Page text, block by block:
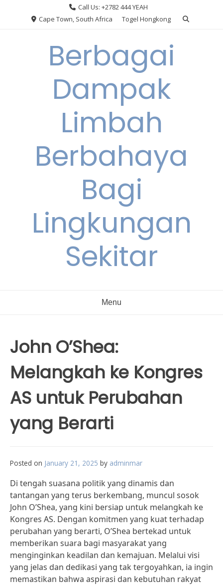
Call Us: +2782 444 YEAH
Cape Town, South Africa
Togel Hongkong
Berbagai
Dampak
Limbah
Berbahaya
Bagi
Lingkungan
Sekitar
Menu
John O’Shea:
Melangkah ke Kongres
AS untuk Perubahan
yang Berarti
Posted on January 21, 2025 by adminmar
Di tengah suasana politik yang dinamis dan
tantangan yang terus berkembang, muncul sosok
John O’Shea, yang kini bersiap untuk melangkah ke
Kongres AS. Dengan komitmen yang kuat terhadap
perubahan yang berarti, O’Shea bertekad untuk
memberikan suara bagi masyarakat yang
menginginkan keadilan dan kemajuan. Melalui visi
yang jelas dan dedikasi yang tak tergoyahkan, ia ingin
memastikan bahwa aspirasi dan kebutuhan rakyat